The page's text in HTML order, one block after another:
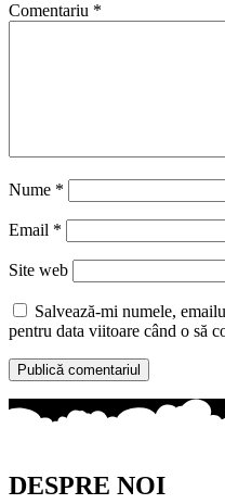
Comentariu *
Nume *
Email *
Site web
Salvează-mi numele,
pentru data viitoare când o să
DESPRE NOI